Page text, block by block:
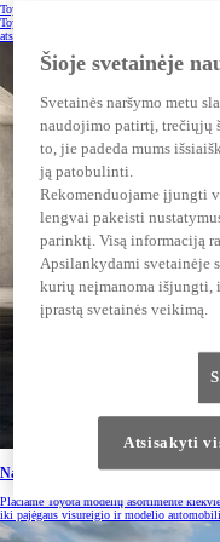
Toyota hibridiniai automobiliai jau daugiau
Toyota hibridiniai automobiliai pasižymi
atstumu.
Nauji automobiliai
Plačiame Toyota modelių asortimente
iki pajėgaus visureigio ir modelio
Šioje svetainėje
Svetainės naršymo metu
naudojimo patirtį, trečiųjų
to, jie padeda mums
ją patobulinti.
Rekomenduojame įjungti
lengvai pakeisti
parinktį. Visą informaciją
Apsilankydami svetainėje
kurių neįmanoma išjungti,
įprastą svetainės veikimą.
Atsisakyti